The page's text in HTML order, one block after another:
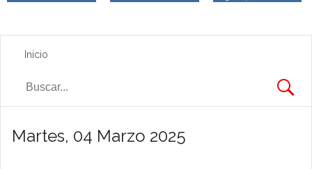
Inicio
Martes, 04 Marzo 2025